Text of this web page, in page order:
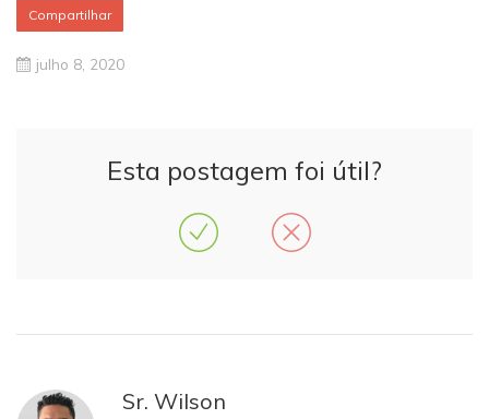
Compartilhar
julho 8, 2020
Esta postagem foi útil?
Sr. Wilson